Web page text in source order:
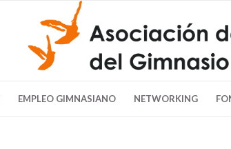
EMPLEO GIMNASIANO NETWORKING